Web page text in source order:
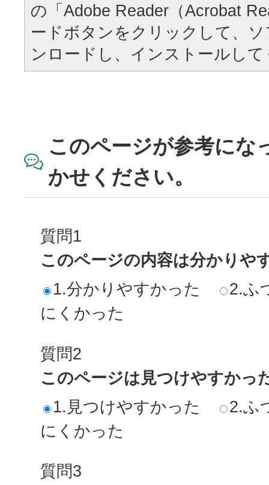
の「Adobe Reader（Acrobat
ードボタンをクリックして、
ンロードし、インストールし
このページが参考にな
かせください。
質問1
このページの内容は分かりや
1.分かりやすかった
2.ふ
にくかった
質問2
このページは見つけやすかっ
1.見つけやすかった
2.ふ
にくかった
質問3